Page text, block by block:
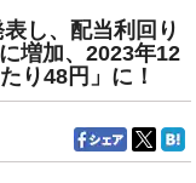
し、配当利回り
増加、2023年12
り48円」に！